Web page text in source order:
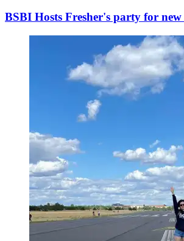
BSBI Hosts Fresher's party for new